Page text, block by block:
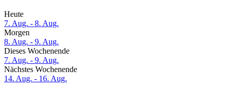
Heute
7. Aug. - 8. Aug.
Morgen
8. Aug. - 9. Aug.
Dieses Wochenende
7. Aug. - 9. Aug.
Nächstes Wochenende
14. Aug. - 16. Aug.